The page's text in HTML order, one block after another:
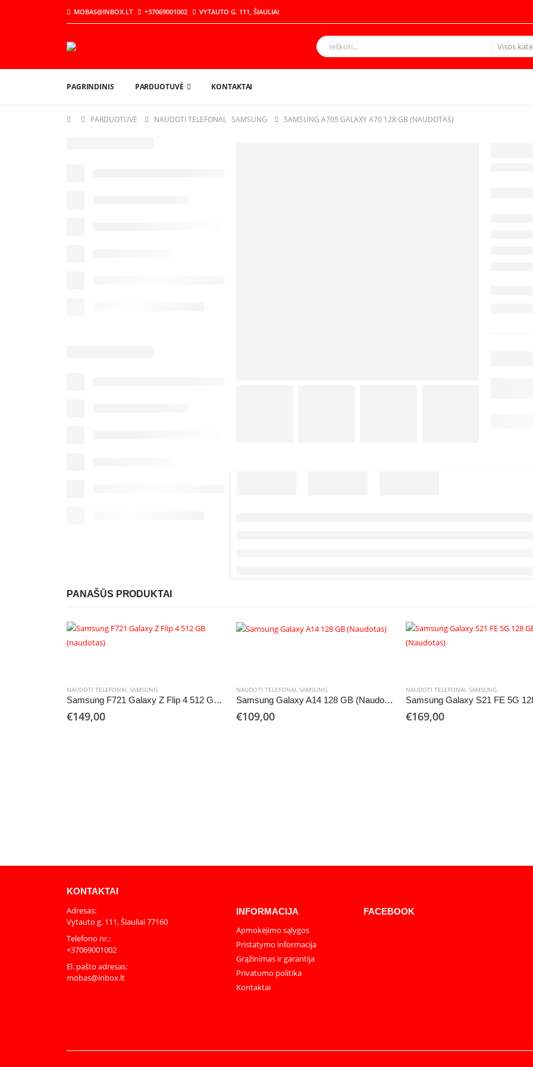
MOBAS@INBOX.LT +37069001002 VYTAUTO G. 111, ŠIAULIAI
PAGRINDINIS PARDUOTUVĖ KONTAKTAI
PARDUOTUVĖ NAUDOTI TELEFONAI, SAMSUNG SAMSUNG A705 GALAXY A70 128 GB (NAUDOTAS)
PANAŠŪS PRODUKTAI
NAUDOTI TELEFONAI, SAMSUNG
Samsung F721 Galaxy Z Flip 4 512 GB (naudotas)
€149,00
NAUDOTI TELEFONAI, SAMSUNG
Samsung Galaxy A14 128 GB (Naudotas)
€109,00
NAUDOTI TELEFONAI, SAMSUNG
€169,00
KONTAKTAI
Adresas:
Vytauto g. 111, Šiauliai 77160
Telefono nr.:
+37069001002
El. pašto adresas:
mobas@inbox.lt
INFORMACIJA
Apmokėjimo sąlygos
Pristatymo informacija
Grąžinimas ir garantija
Privatumo politika
Kontaktai
FACEBOOK